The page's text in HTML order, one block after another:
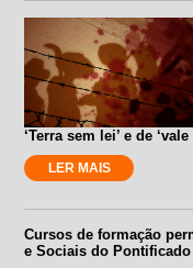
‘Terra sem lei’ e de ‘vale
LER MAIS
Cursos de formação
e Sociais do